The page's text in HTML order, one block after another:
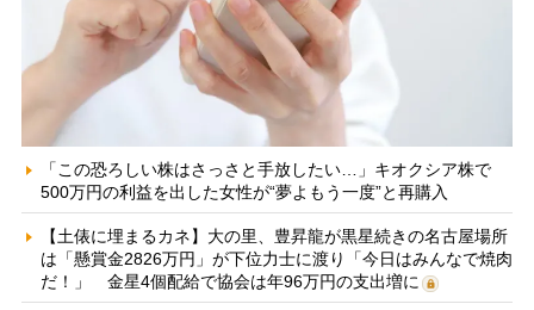
「この恐ろしい株はさっさと手放したい…」キオクシア株で
500万円の利益を出した女性が“夢よもう一度”と再購入
【土俵に埋まるカネ】大の里、豊昇龍が黒星続きの名古屋場所
は「懸賞金2826万円」が下位力士に渡り「今日はみんなで焼肉
だ！」 金星4個配給で協会は年96万円の支出増に